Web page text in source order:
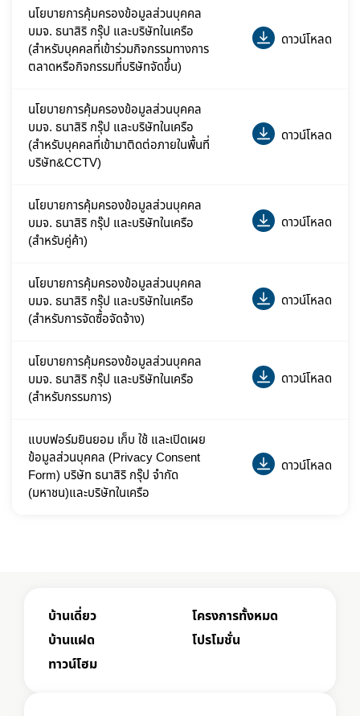
นโยบายการคุ้มครองข้อมูลส่วนบุคคล
บมจ. ธนาสิริ กรุ๊ป และบริษัทในเครือ
(สำหรับบุคคลที่เข้าร่วมกิจกรรมทางการ
ตลาดหรือกิจกรรมที่บริษัทจัดขึ้น)
ดาวน์โหลด
นโยบายการคุ้มครองข้อมูลส่วนบุคคล
บมจ. ธนาสิริ กรุ๊ป และบริษัทในเครือ
(สำหรับบุคคลที่เข้ามาติดต่อภายในพื้นที่
บริษัท&CCTV)
ดาวน์โหลด
นโยบายการคุ้มครองข้อมูลส่วนบุคคล
บมจ. ธนาสิริ กรุ๊ป และบริษัทในเครือ
(สำหรับคู่ค้า)
ดาวน์โหลด
นโยบายการคุ้มครองข้อมูลส่วนบุคคล
บมจ. ธนาสิริ กรุ๊ป และบริษัทในเครือ
(สำหรับการจัดซื้อจัดจ้าง)
ดาวน์โหลด
นโยบายการคุ้มครองข้อมูลส่วนบุคคล
บมจ. ธนาสิริ กรุ๊ป และบริษัทในเครือ
(สำหรับกรรมการ)
ดาวน์โหลด
แบบฟอร์มยินยอม เก็บ ใช้ และเปิดเผย
ข้อมูลส่วนบุคคล (Privacy Consent
Form) บริษัท ธนาสิริ กรุ๊ป จำกัด
(มหาชน)และบริษัทในเครือ
ดาวน์โหลด
บ้านเดี่ยว
บ้านแฝด
ทาวน์โฮม
โครงการทั้งหมด
โปรโมชั่น